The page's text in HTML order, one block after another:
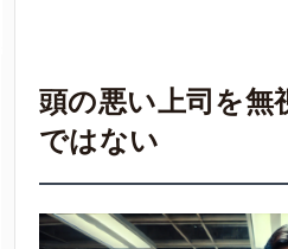
頭の悪い上司を無
ではない